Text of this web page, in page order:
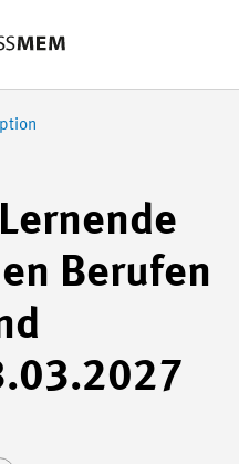
Berufen